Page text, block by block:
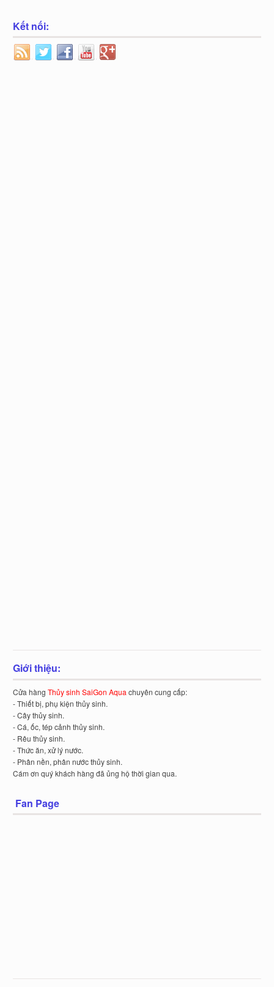
Kết nối:
Giới thiệu:
Cửa hàngThủy sinh SaiGon Aquachuyên cung cấp:
- Thiết bị, phụ kiện thủy sinh.
- Cây thủy sinh.
- Cá, ốc, tép cảnh thủy sinh.
- Rêu thủy sinh.
- Thức ăn, xử lý nước.
- Phân nền, phân nước thủy sinh.
Cám ơn quý khách hàng đã ủng hộ thời gian qua.
Fan Page